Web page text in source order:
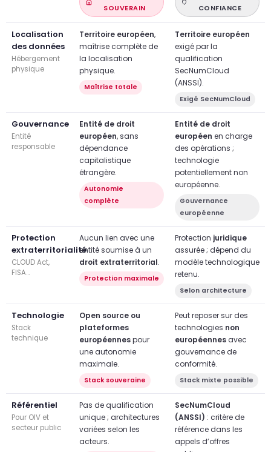
SOUVERAIN
CONFIANCE
Localisation
des données
Hébergement
physique
Territoire européen,
maîtrise complète de
la localisation
physique.
Maîtrise totale
Territoire européen
exigé par la
qualification
SecNumCloud
(ANSSI).
Exigé SecNumCloud
Gouvernance
Entité
responsable
Entité de droit
européen, sans
dépendance
capitalistique
étrangère.
Autonomie
complète
Entité de droit
européen en charge
des opérations ;
technologie
potentiellement non
européenne.
Gouvernance
européenne
Protection
extraterritorialité
CLOUD Act,
FISA…
Aucun lien avec une
entité soumise à un
droit extraterritorial.
Protection maximale
Protection juridique
assurée ; dépend du
modèle technologique
retenu.
Selon architecture
Technologie
Stack
technique
Open source ou
plateformes
européennespour
une autonomie
maximale.
Stack souveraine
Peut reposer sur des
technologies non
européennesavec
gouvernance de
conformité.
Stack mixte possible
Référentiel
Pour OIV et
secteur public
Pas de qualification
unique ; architectures
variées selon les
acteurs.
SecNumCloud
(ANSSI) : critère de
référence dans les
appels d’offres